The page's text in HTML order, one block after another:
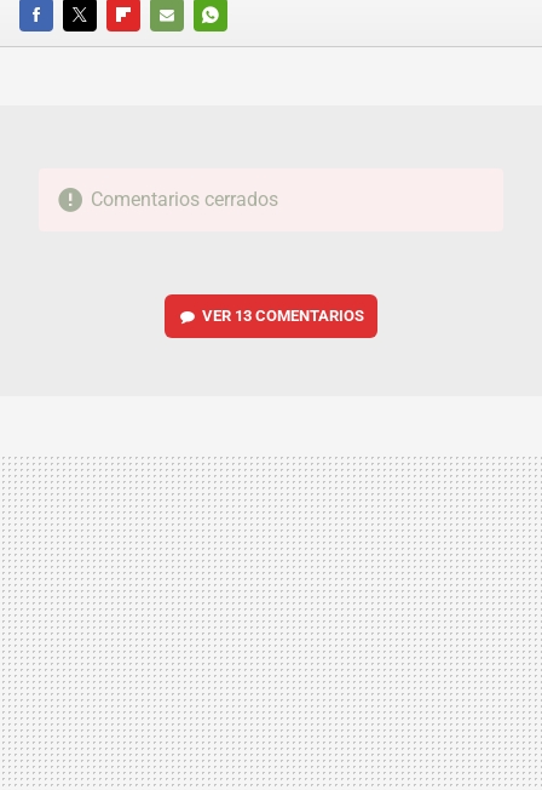
FACEBOOKTWITTERFLIPBOARD
E-
WHATSAPP
Comentarios cerrados
VER 13 COMENTARIOS